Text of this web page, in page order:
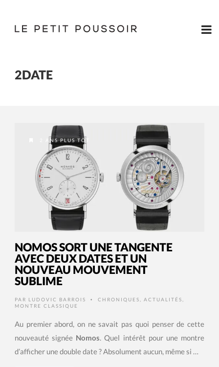
2DATE
2 ANS PLUS TÔT
NOMOS SORT UNE TANGENTE
AVEC DEUX DATES ET UN
NOUVEAU MOUVEMENT
SUBLIME
PAR LUDOVIC BARROIS • CHRONIQUES ACTUALITÉS
MONTRE CLASSIQUE
Au premier abord, on ne savait pas quoi penser de cette
nouveauté signée Nomos. Quel intérêt pour une montre
d’afficher une double date ? Absolument aucun, même si …